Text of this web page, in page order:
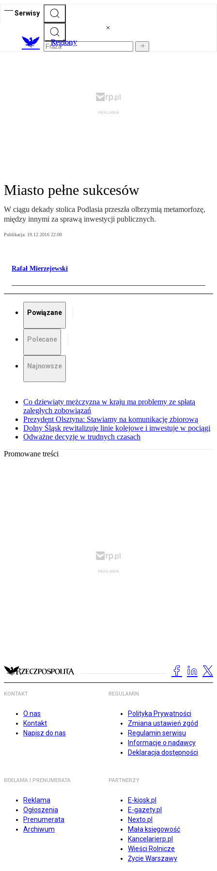
Serwisy
Regiony
Miasto pełne sukcesów
W ciągu dekady stolica Podlasia przeszła olbrzymią metamorfozę,
między innymi za sprawą inwestycji publicznych.
Publikacja: 19.12.2016 22:00
Rafał Mierzejewski
Powiązane
Polecane
Najnowsze
Co dziewiąty mężczyzna w kraju ma problemy ze spłatą
zaległych zobowiązań
Prezydent Olsztyna: Stawiamy na komunikację zbiorową
Dolny Śląsk rewitalizuje linie kolejowe i inwestuje w pociągi
Odważne decyzje w trudnych czasach
Promowane treści
KONTAKT
O nas
Kontakt
Napisz do nas
REGULAMIN
Polityka Prywatności
Zmiana ustawień zgód
Regulamin serwisu
Informacje o nadawcy
Deklaracja dostępności
REKLAMA I PRENUMERATA
Reklama
Ogłoszenia
Prenumerata
Archiwum
PARTNERZY
E-kiosk.pl
E-gazety.pl
Nexto.pl
Mała księgowość
Kancelarierp.pl
Wieści Rolnicze
Życie Warszawy